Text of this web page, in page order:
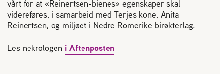
vårt for at «Reinertsen-bienes» egenskaper skal
videreføres, i samarbeid med Terjes kone, Anita
Reinertsen, og miljøet i Nedre Romerike birøkterlag.
Les nekrologen i Aftenposten